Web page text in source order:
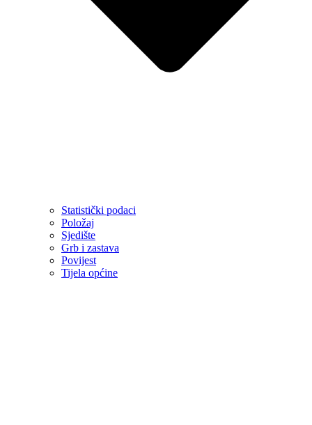
Statistički podaci
Položaj
Sjedište
Grb i zastava
Povijest
Tijela općine